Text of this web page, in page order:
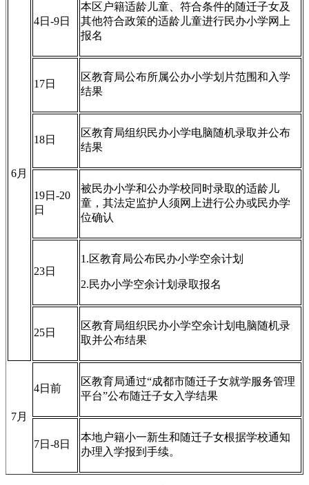
6月
4日-9日
本区户籍适龄儿童、符合条件的随迁子女及
其他符合政策的适龄儿童进行民办小学网上
报名
17日
区教育局公布所属公办小学划片范围和入学
结果
18日
区教育局组织民办小学电脑随机录取并公布
结果
19日-20
日
被民办小学和公办学校同时录取的适龄儿
童，其法定监护人须网上进行公办或民办学
位确认
23日
1.区教育局公布民办小学空余计划
2.民办小学空余计划录取报名
25日
区教育局组织民办小学空余计划电脑随机录
取并公布结果
7月
4日前
区教育局通过“成都市随迁子女就学服务管理
平台”公布随迁子女入学结果
7日-8日
本地户籍小一新生和随迁子女根据学校通知
办理入学报到手续。